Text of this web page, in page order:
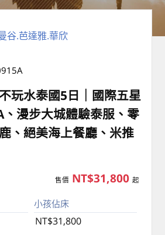
谷.芭達雅.華欣
玩水泰國5日｜國際五星
、漫步大城體驗泰服、零
、絕美海上餐廳、米推
售價 NT$31,800 起
小孩佔床
NT$31,800